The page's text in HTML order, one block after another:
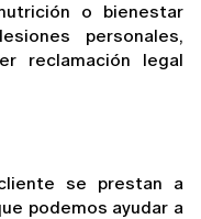
o bienestar
personales,
reclamación legal
se prestan a
podemos ayudar a